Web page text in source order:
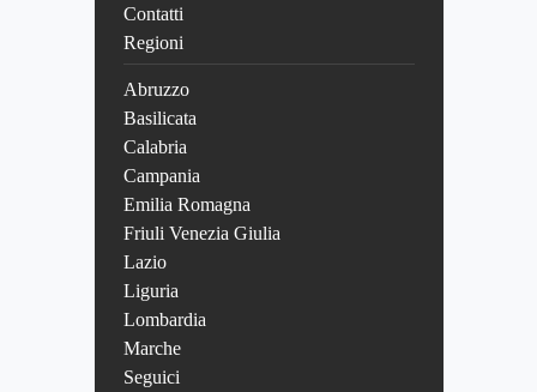
Contatti
Regioni
Abruzzo
Basilicata
Calabria
Campania
Emilia Romagna
Friuli Venezia Giulia
Lazio
Liguria
Lombardia
Marche
Seguici